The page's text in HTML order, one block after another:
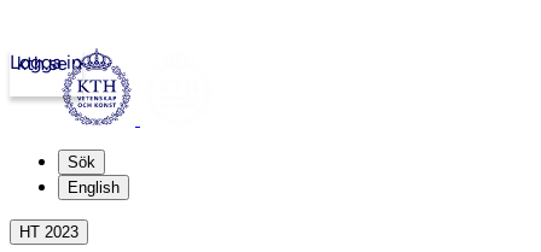
kth.se
Logga in
Sök
English
HT 2023